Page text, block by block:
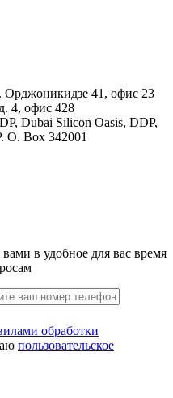
Орджоникидзе 41, офис 23
4, офис 428
Dubai Silicon Oasis, DDP,
O. Box 342001
в удобное для вас время
обработки
пользовательское